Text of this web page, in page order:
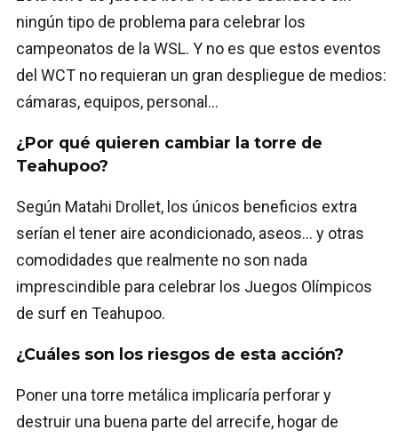
ningún tipo de problema para celebrar los
campeonatos de la WSL. Y no es que estos eventos
del WCT no requieran un gran despliegue de medios:
cámaras, equipos, personal…
¿Por qué quieren cambiar la torre de
Teahupoo?
Según Matahi Drollet, los únicos beneficios extra
serían el tener aire acondicionado, aseos… y otras
comodidades que realmente no son nada
imprescindible para celebrar los Juegos Olímpicos
de surf en Teahupoo.
¿Cuáles son los riesgos de esta acción?
Poner una torre metálica implicaría perforar y
destruir una buena parte del arrecife, hogar de